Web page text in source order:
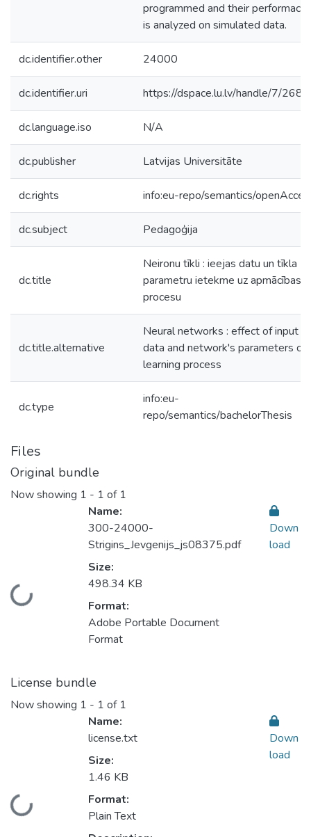
programmed and their performace
is analyzed on simulated data.
dc.identifier.other 24000
dc.identifier.uri https://dspace.lu.lv/handle/7/
dc.language.iso N/A
dc.publisher Latvijas Universitāte
dc.rights info:eu-repo/semantics/
dc.subject Pedagoģija
dc.title
Neironu tīkli : ieejas datu un tīkla
parametru ietekme uz apmācības
procesu
dc.title.alternative
Neural networks : effect of input
data and network's parameters on
learning process
dc.type
info:eu-
repo/semantics/bachelorThesis
Files
Original bundle
Now showing 1 - 1 of 1
Loading...
Name:
300-24000-
Strigins_Jevgenijs_js08375.pdf
Size:
498.34 KB
Format:
Adobe Portable Document
Format
Down
load
License bundle
Now showing 1 - 1 of 1
Loading...
Name:
license.txt
Size:
1.46 KB
Format:
Plain Text
Down
load